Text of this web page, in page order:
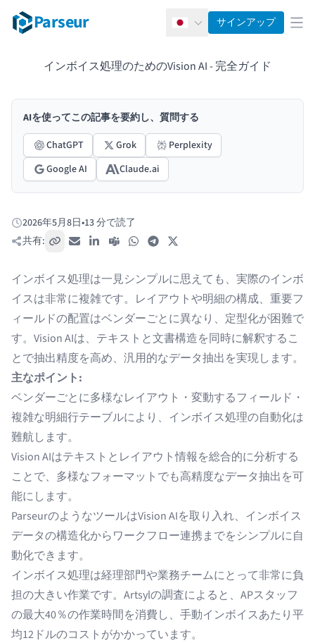
Parseur 日本語サインアップ メ
インボイス処理のためのVision AI - 完全ガイド
AIを使ってこの記事を要約し、質問する
ChatGPT
Grok
Perplexity
Google AI
Claude.ai
公開日:
2026年5月8日•13 分で読了
共有:
リンクをコピー
メールLinkedIn
Teams WhatsAppTelegram
インボイス処理は一見シンプルに思えても、実際のインボ
イスは非常に複雑です。レイアウトや明細の構成、重要フ
ィールドの配置はベンダーごとに異なり、定型化が困難で
す。 Vision AIは、テキストと文書構造を同時に解釈するこ
とで抽出精度を高め、汎用的なデータ抽出を実現します。
主なポイント:
ベンダーごとに多様なレイアウト・変動するフィールド・
複雑な明細行テーブルにより、インボイス処理の自動化は
難航します。
Vision AIはテキストとレイアウト情報を総合的に分析する
ことで、多様なフォーマットでも高精度なデータ抽出を可
能にします。
ParseurのようなツールはVision AIを取り入れ、インボイス
データの構造化からワークフロー連携までをシンプルに自
動化できます。
インボイス処理は経理部門や業務チームにとって非常に負
担の大きい作業です。 Artsylの調査によると、APスタッフ
の最大40％の作業時間を消費し、手動インボイスあたり平
均12ドルのコストがかかっています。